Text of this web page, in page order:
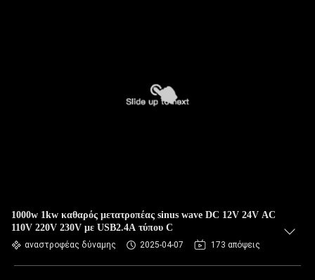
1000w 1kw καθαρός μετατροπέας sinus wave DC 12V 24V AC
110V 220V 230V με USB2.4A τύπου C
αναστροφέας δύναμης 2025-04-07 173 απόψεις